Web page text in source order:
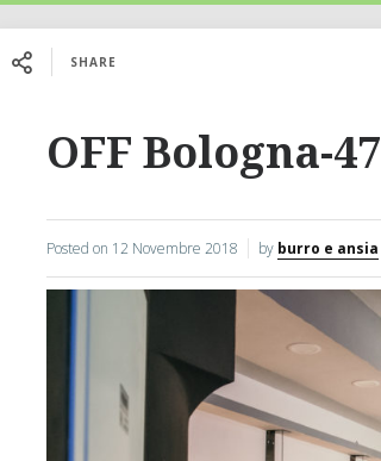
SHARE
OFF Bologna-47
Posted on 12 Novembre 2018 by burro e ansia